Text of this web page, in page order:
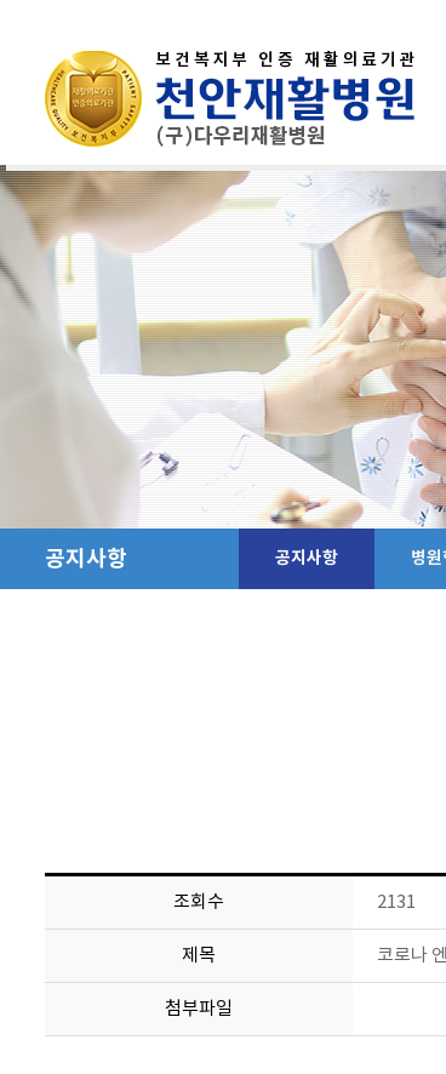
병원소개
인사말
병원이용안내
진료안내 입
진료과목
재활의학과
재활센터
운동재활센터
건강검진센터
건강검진 위
홍보실
공지사항 병
병원소개
의료진소개
층별안내
간호간병통합서비스
병
진료
입퇴
비급
공지사항 공지사항 병
조회수 2131
제목 코로나
첨부파일